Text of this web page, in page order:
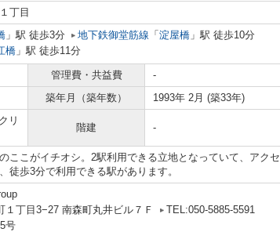
１丁目
」駅 徒歩3分 地下鉄御堂筋線 「 淀屋橋 」駅 徒歩10分
橋 」駅 徒歩11分
管理費・共益費
-
築年月（築年数） 1993年 2月 (築33年)
リ
階建 -
ここがイチオシ。2駅利用できる立地となっていて、アクセ
徒歩3分で利用できる駅があります。
１丁目3−27 南森町丸井ビル７Ｆ
TEL:050-5885-5591
号